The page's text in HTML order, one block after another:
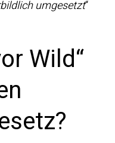
umgesetzt“
Wild“